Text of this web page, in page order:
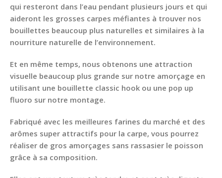
qui resteront dans l’eau pendant plusieurs jours et qui
aideront les grosses carpes méfiantes à trouver nos
bouillettes beaucoup plus naturelles et similaires à la
nourriture naturelle de l’environnement.
Et en même temps, nous obtenons une attraction
visuelle beaucoup plus grande sur notre amorçage en
utilisant une bouillette classic hook ou une pop up
fluoro sur notre montage.
Fabriqué avec les meilleures farines du marché et des
arômes super attractifs pour la carpe, vous pourrez
réaliser de gros amorçages sans rassasier le poisson
grâce à sa composition.